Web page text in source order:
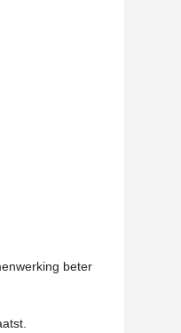
beter